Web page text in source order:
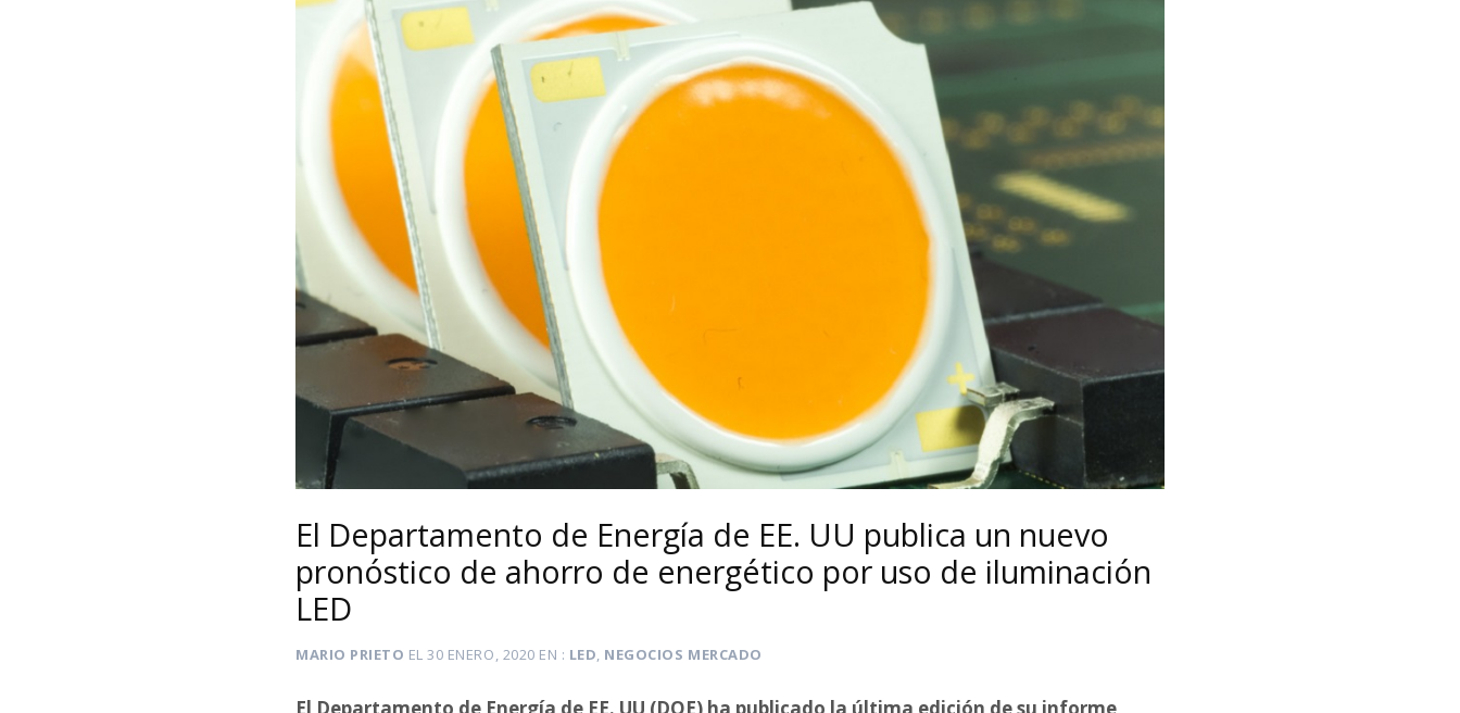
El Departamento de Energía de EE. UU publica un nuevo
pronóstico de ahorro de energético por uso de iluminación
LED
MARIO PRIETO EL30 ENERO, 2020 EN LED, NEGOCIOS MERCADO